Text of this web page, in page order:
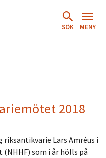
SÖK MENY
2018
riksantikvarie Lars Amréus i
som i år hölls på